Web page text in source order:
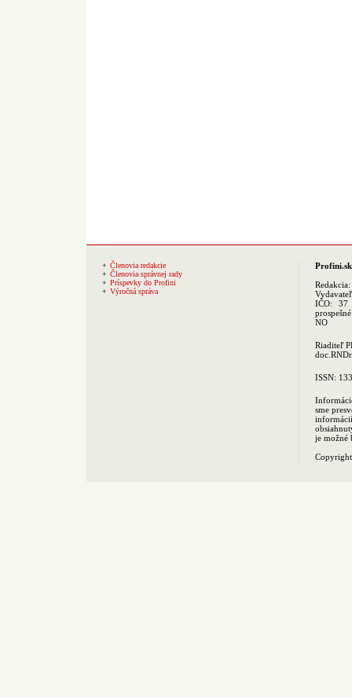
Členovia redakcie
Členovia správnej rady
Príspevky do Profini
Výročná správa
Profini.sk
Redakcia:
IČO: 37
NO
Riaditeľ
ISSN:
sme
je možné